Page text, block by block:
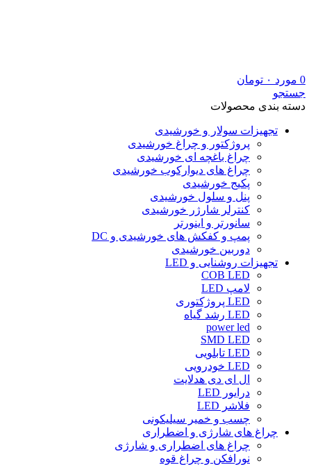
0 مورد ۰ تومان
جستجو
دسته بندی محصولات
تجهیزات سولار و خورشیدی
پروژکتور و چراغ خورشیدی
چراغ باغچه ای خورشیدی
چراغ های دیوارکوب خورشیدی
پکیج خورشیدی
پنل و سلول خورشیدی
کنترلر شارژر خورشیدی
سانورتر و اینورتر
پمپ و کفکش های خورشیدی و DC
دوربین خورشیدی
تجهیزات روشنایی و LED
COB LED
لامپ LED
LED پروژکتوری
LED رشد گیاه
power led
SMD LED
LED تابلویی
LED خودرویی
ال ای دی هدلایت
درایور LED
فلاشر LED
چسب و خمیر سیلیکونی
چراغ های شارژی و اضطراری
چراغ های اضطراری و شارژی
نورافکن و چراغ قوه